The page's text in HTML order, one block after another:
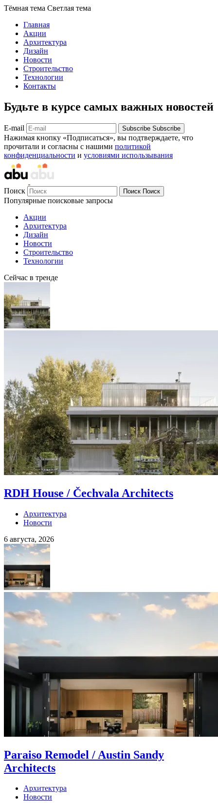
Тёмная тема Светлая тема
Главная
Акции
Архитектура
Дизайн
Новости
Строительство
Технологии
Контакты
Будьте в курсе самых важных новостей
E-mail Subscribe Subscribe
Нажимая кнопку «Подписаться», вы подтверждаете, что
прочитали и согласны с нашими политикой
конфиденциальности и условиями использывания
Поиск Поиск Поиск
Популярные поисковые запросы
Акции
Архитектура
Дизайн
Новости
Строительство
Технологии
Сейчас в тренде
RDH House / Čechvala Architects
Архитектура
Новости
6 августа, 2026
Paraiso Remodel / Austin Sandy
Architects
Архитектура
Новости